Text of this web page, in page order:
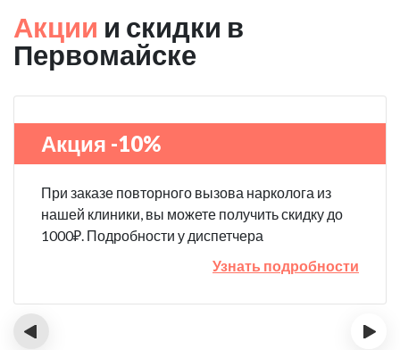
Акции и скидки в
Первомайске
Акция -10%
При заказе повторного вызова нарколога из
нашей клиники, вы можете получить скидку до
1000₽. Подробности у диспетчера
Узнать подробности
‹ ›